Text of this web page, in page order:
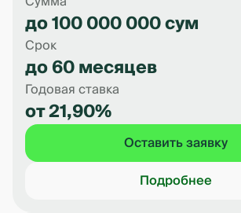
до 100 000 000 сум
Срок
до 60 месяцев
Годовая ставка
от 21,90%
Оставить заявку
Подробнее